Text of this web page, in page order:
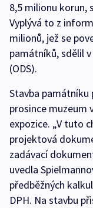
8,5 milionu korun,
Vyplývá to z
milionů, jež se
památníků, sdělil
(ODS).
Stavba památníku
prosince muzeum
expozice. „V tuto
projektová
zadávací
uvedla
předběžných
DPH. Na stavbu